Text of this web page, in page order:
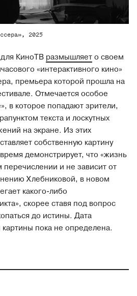
2025
КиноТВ размышляето своем
«интерактивного кино»
премьера которой прошла на
Отмечается особое
в которое попадают зрители,
текста и лоскутных
на экране. Из этих
собственную картину
демонстрирует, что «жизнь
и не зависит от
Хлебниковой, в новом
какого-либо
скорее ставя под вопрос
до истины. Дата
пока не определена.